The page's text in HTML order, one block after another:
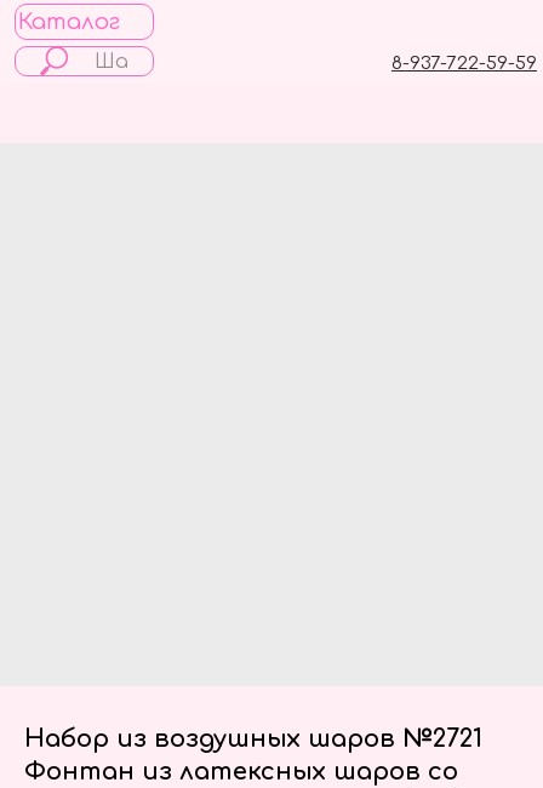
Каталог
8-937-722-59-59
Набор из воздушных шаров №2721
Фонтан из латексных шаров со